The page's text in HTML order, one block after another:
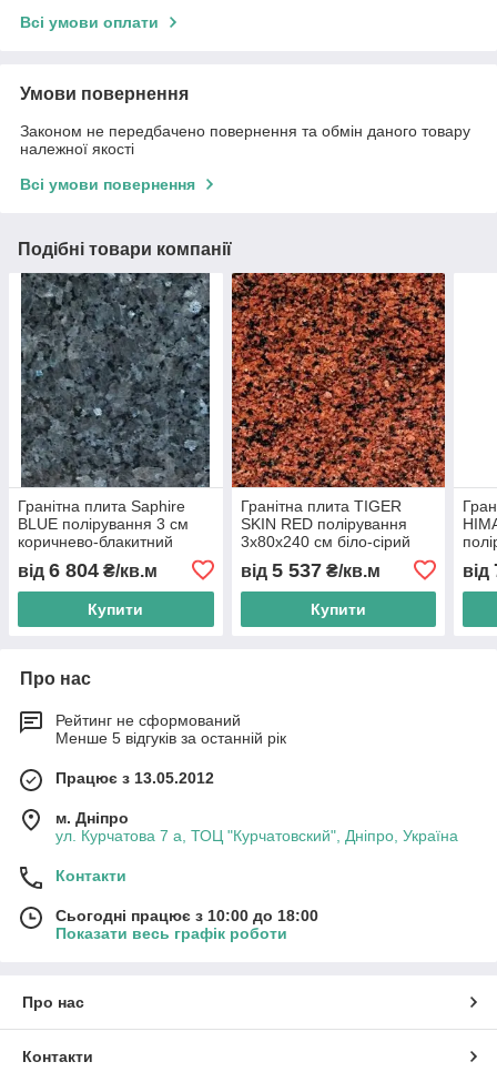
Всі умови оплати
Умови повернення
Законом не передбачено повернення та обмін даного товару
належної якості
Всі умови повернення
Подібні товари компанії
Гранітна плита Saphire
BLUE полірування 3 см
коричнево-блакитний
від 6 804 ₴/кв.м
Купити
Гранітна плита TIGER
SKIN RED полірування
3х80х240 см біло-сірий
від 5 537₴/кв.м
Купити
від
Про нас
Рейтинг не сформований
Менше 5 відгуків за останній рік
Працює з 13.05.2012
м. Дніпро
ул. Курчатова 7 а, ТОЦ "Курчатовский", Дніпро, Україна
Контакти
Сьогодні працює з 10:00 до 18:00
Показати весь графік роботи
Про нас
Контакти